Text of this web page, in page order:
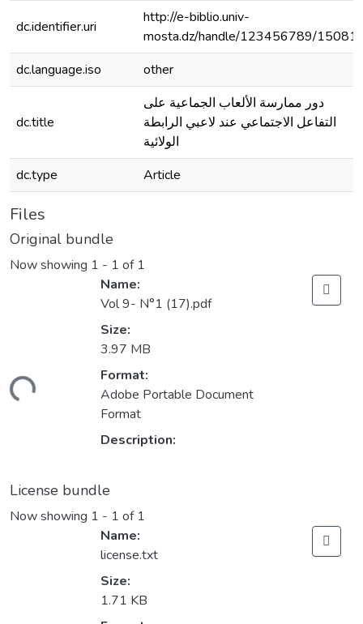
dc.identifier.uri
http://e-biblio.univ-
mosta.dz/handle/123456789/15081
dc.language.iso
other
dc.title
دور ممارسة الألعاب الجماعية على
التفاعل الاجتماعي عند لاعبي الرابطة
الولائية
dc.type
Article
Files
Original bundle
Now showing 1 - 1 of 1
Name:
Vol 9- N°1 (17).pdf
Size:
3.97 MB
Format:
Adobe Portable Document
Format
Description:
License bundle
Now showing 1 - 1 of 1
Name:
license.txt
Size:
1.71 KB